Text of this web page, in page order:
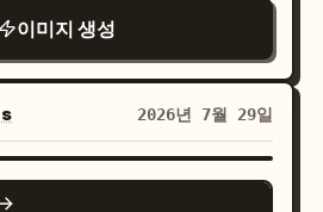
이드: 타이틀 “风土资产与市
메인 컬럼으로 구성된 구조적
듭니다. 한쪽에는 운남 지
고선 그래픽을, 다른 쪽에는
어 데이터 텍스트가 포함된
들을 배치합니다. 정확히 6
트 팩 1개 - 그릇이나 접시
1인분 - 절제된 실제 재료
목 블록 1개 - 짧은 보조 문구
브랜드 로고. 그릇과 접시의
수입니다. 4개 패널 전체에서
용기는 정확히 동일한 크
조각을 들고 있으며, 눈을 감
신감 넘치는 포즈를 취하고
드러운 그라데이션이 들어간
그 뒤로 크게 강조된 흰색 “
. 광택이 나는 반사 바닥, 프
이미지 생성
2026년 7월 29일
GPT IMAGE 2